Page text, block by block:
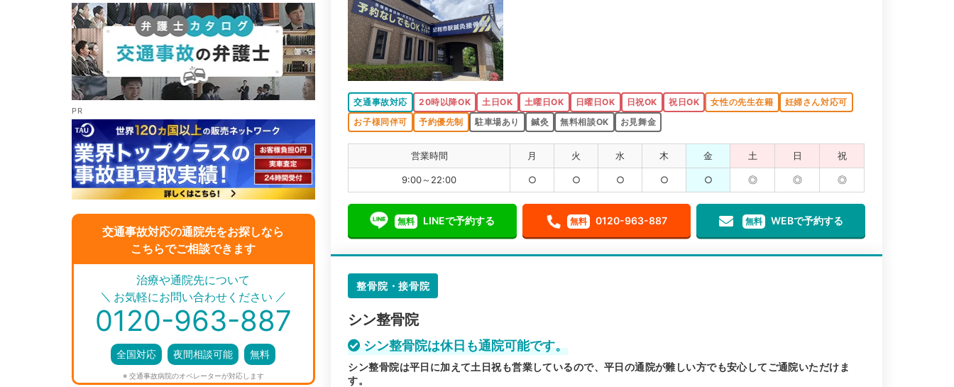
交通事故対応の通院先をお探しなら
こちらでご相談できます
＼ ／
治療や通院先について
お気軽にお問い合わせください
0120-963-887
全国対応 夜間相談可能 無料
※ 交通事故病院のオペレーターが対応します
交通事故対応 20時以降OK 土日OK 土曜日OK 日曜日OK 日祝OK 祝日OK 女性の先生在籍
妊婦さん対応可
お子様同伴可
予約優先制 駐車場あり 鍼灸 無料相談OK お見舞金
営業時間 月 火 水 木 金 土 日 祝
9:00～22:00 ○ ○ ○ ○ ○ ◎ ◎ ◎
無料 LINEで予約する 無料 0120-963-887 無料 WEBで予約する
整骨院・接骨院
シン整骨院
シン整骨院は休日も通院可能です。
シン整骨院は平日に加えて土日祝も営業しているので、平日の通院が難しい方でも安心してご通院いただけま
す。